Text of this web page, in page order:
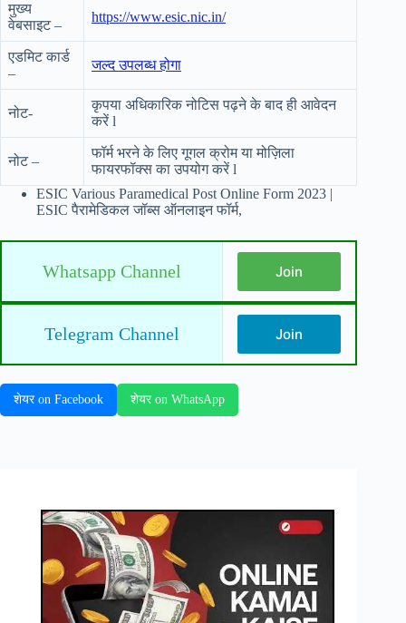
मुख्य
वेबसाइट –
https://www.esic.nic.in/
एडमिट कार्ड
–
जल्द उपलब्ध होगा
नोट-
कृपया अधिकारिक नोटिस पढ़ने के बाद ही आवेदन
करें l
नोट –
फॉर्म भरने के लिए गूगल क्रोम या मोज़िला
फायरफॉक्स का उपयोग करें l
ESIC Various Paramedical Post Online Form 2023 |
ESIC पैरामेडिकल जॉब्स ऑनलाइन फॉर्म,
Whatsapp Channel Join
Telegram Channel Join
शेयर on Facebook शेयर on WhatsApp